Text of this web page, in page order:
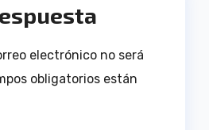
electrónico no será
obligatorios están